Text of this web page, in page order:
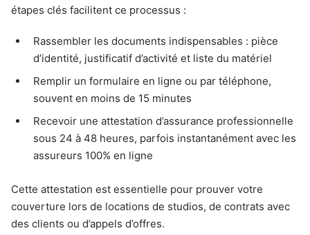
étapes clés facilitent ce processus :
Rassembler les documents indispensables : pièce
d’identité, justificatif d’activité et liste du matériel
Remplir un formulaire en ligne ou par téléphone,
souvent en moins de 15 minutes
Recevoir une attestation d’assurance professionnelle
sous 24 à 48 heures, parfois instantanément avec les
assureurs 100% en ligne
Cette attestation est essentielle pour prouver votre
couverture lors de locations de studios, de contrats avec
des clients ou d’appels d’offres.